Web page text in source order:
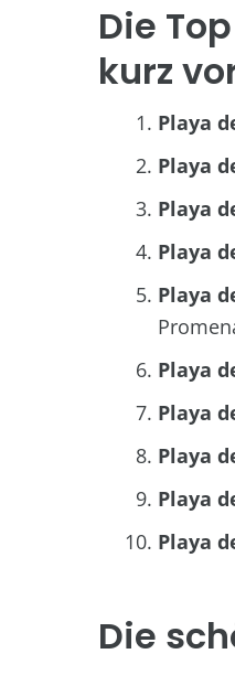
Die
kurz
Playa
Playa
Playa
Playa
Playa
Playa
Playa
Playa
Playa
Playa
Die